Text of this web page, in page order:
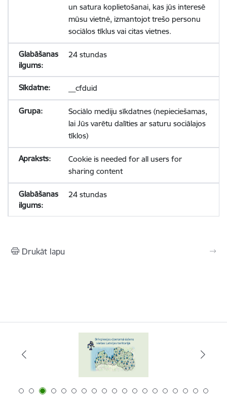
un satura koplietošanai, kas jūs interesē
mūsu vietnē, izmantojot trešo personu
sociālos tīklus vai citas vietnes.
24 stundas
__cfduid
Sociālo mediju sīkdatnes (nepieciešamas,
lai Jūs varētu dalīties ar saturu sociālajos
tīklos)
Cookie is needed for all users for
sharing content
24 stundas
Drukāt lapu